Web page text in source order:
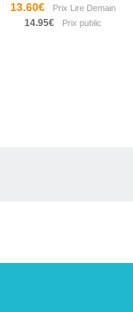
13.60€
14.95€